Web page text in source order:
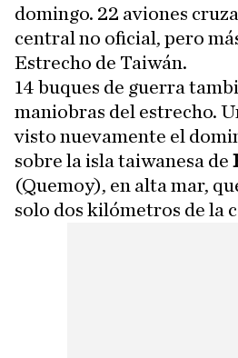
domingo. 22 aviones
central no oficial, pero
Estrecho de Taiwán.
14 buques de guerra
maniobras del estrecho.
visto nuevamente el
sobre la isla taiwanesa de
(Quemoy), en alta mar,
solo dos kilómetros de la